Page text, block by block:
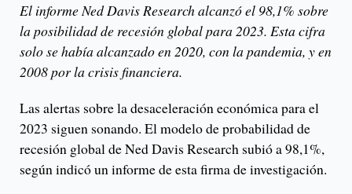
El informe Ned Davis Research alcanzó el 98,1% sobre
la posibilidad de recesión global para 2023. Esta cifra
solo se había alcanzado en 2020, con la pandemia, y en
2008 por la crisis financiera.
Las alertas sobre la desaceleración económica para el
2023 siguen sonando. El modelo de probabilidad de
recesión global de Ned Davis Research subió a 98,1%,
según indicó un informe de esta firma de investigación.